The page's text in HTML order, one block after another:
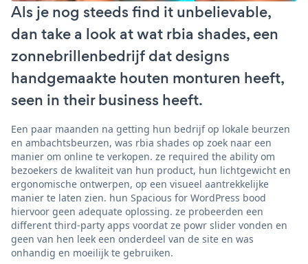
Als je nog steeds find it unbelievable,
dan take a look at wat rbia shades, een
zonnebrillenbedrijf dat designs
handgemaakte houten monturen heeft,
seen in their business heeft.
Een paar maanden na getting hun bedrijf op lokale beurzen
en ambachtsbeurzen, was rbia shades op zoek naar een
manier om online te verkopen. ze required the ability om
bezoekers de kwaliteit van hun product, hun lichtgewicht en
ergonomische ontwerpen, op een visueel aantrekkelijke
manier te laten zien. hun Spacious for WordPress bood
hiervoor geen adequate oplossing. ze probeerden een
different third-party apps voordat ze powr slider vonden en
geen van hen leek een onderdeel van de site en was
onhandig en moeilijk te gebruiken.